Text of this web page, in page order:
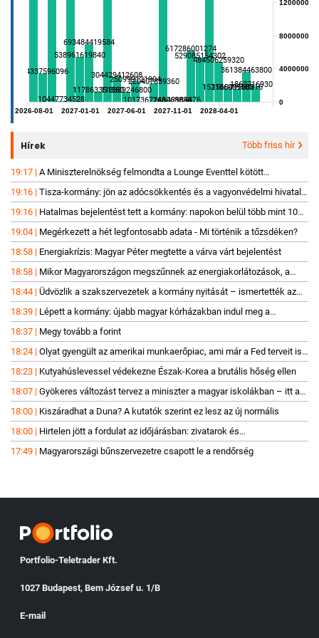
2026-08-01 2027-01-01 2027-06-01 2027-11-01 2028-04-01
0
344337596096
10447734528
538961619840
693484419584
117863351360
304429412608
118389246800
250999121904
1017367248
220407839360
166068856
142984476
617286001274
529085154302
484506259320
152106009583
156049560816
361384463800
186271693034
Hírek Több friss hír
19:17 A Miniszterelnökség felmondta a Lounge Eventtel kötött
keretszerződését
19:16 Tisza-kormány: jön az adócsökkentés és a vagyonvédelmi hivatal,
változás az energiakorlátozásoknál
19:16
Hatalmas bejelentést tett a kormány: napokon belül több mint 100
milliárd forint támogatást osztanak szét
19:04
Megérkezett a hét legfontosabb adata - Mi történik a tőzsdéken?
18:58
Energiakrízis: Magyar Péter megtette a várva várt bejelentést
18:58
Mikor Magyarországon megszűnnek az energiakorlátozások, a
szomszédban már drasztikus lépést készítenek elő
18:44 Üdvözlik a szakszervezetek a kormány nyitását – ismertették az
elvárásaikat
18:39
Lépett a kormány: újabb magyar kórházakban indul meg a
milliárdos mentőakció a hőség miatt
18:37
Megy tovább a forint
18:24 Olyat gyengült az amerikai munkaerőpiac, ami már a Fed terveit is
átírta
18:23
Kutyahúslevessel védekezne Észak-Korea a brutális hőség ellen
18:07 Gyökeres változást tervez a miniszter a magyar iskolákban – itt a
bejelentés
18:00
Kiszáradhat a Duna? A kutatók szerint ez lesz az új normális
18:00
Hirtelen jött a fordulat az időjárásban: zivatarok és
felhőszakadások érték el Magyarországot
17:49 Magyarországi bűnszervezetre csapott le a rendőrség
Portfolio-Teletrader Kft.
1027 Budapest, Bem József u. 1/B
E-mail